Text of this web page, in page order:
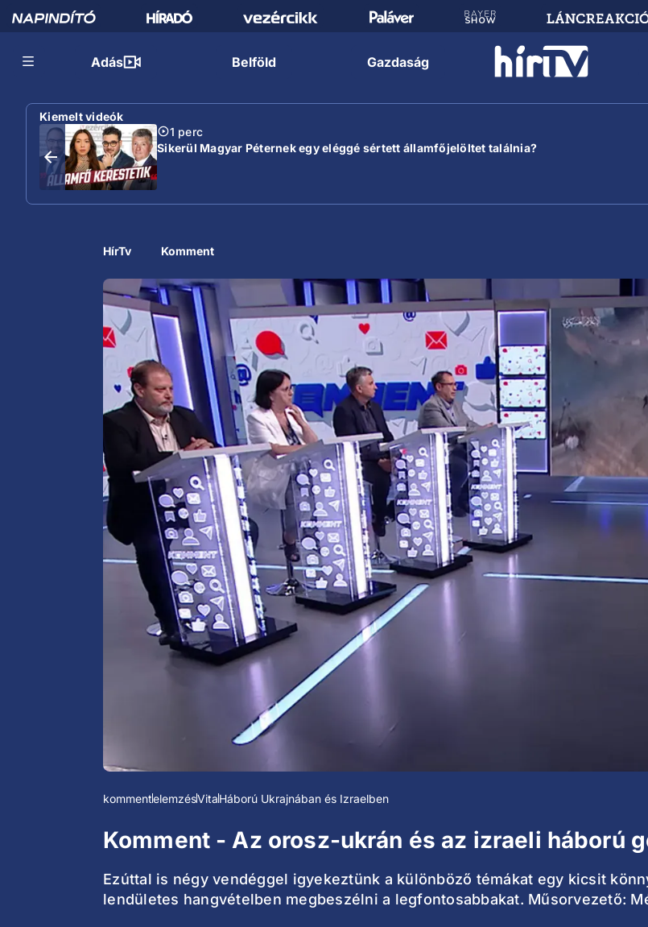
Adás Belföld Gazdaság
Kiemelt videók
1 perc
Sikerül Magyar Péternek egy eléggé sértett államfőjelöltet találnia?
HírTv Komment
kommentelemzésVitaHáború Ukrajnában és Izraelben
Komment - Az orosz-ukrán és az izraeli háború
Ezúttal is négy vendéggel igyekeztünk a különböző témákat egy kicsit
lendületes hangvételben megbeszélni a legfontosabbakat. Műsorvezető: